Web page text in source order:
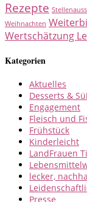
Rezepte
Weihnachten
Wertschätzung
Kategorien
Aktuelles
Desserts &
Engagement
Fleisch und
Frühstück
Kinderleicht
LandFrauen
lecker,
Presse